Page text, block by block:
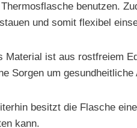
benutzen.
und somit flexibel
Material ist aus rostfreiem
Sorgen um
besitzt die Flasche
kann.